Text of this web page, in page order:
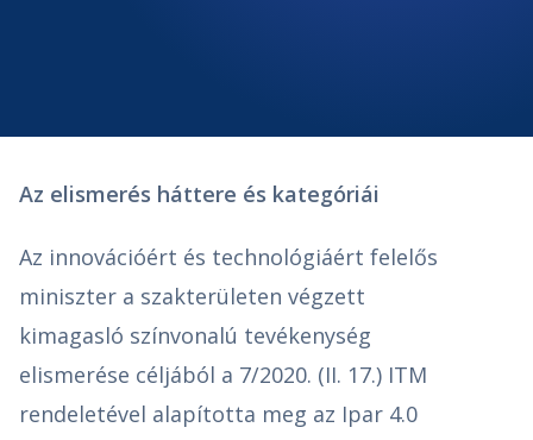
Az elismerés háttere és kategóriái
Az innovációért és technológiáért felelős
miniszter a szakterületen végzett
kimagasló színvonalú tevékenység
elismerése céljából a 7/2020. (II. 17.) ITM
rendeletével alapította meg az Ipar 4.0